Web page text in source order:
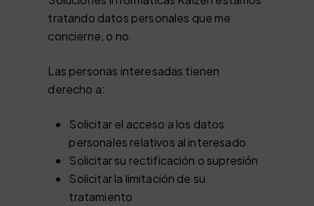
tratando datos personales que me
concierne, o no.
Las personas interesadas tienen
derecho a:
Solicitar el acceso a los datos
personales relativos al interesado
Solicitar su rectificación o supresión
Solicitar la limitación de su
tratamiento